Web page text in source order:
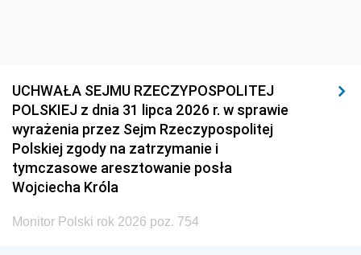
UCHWAŁA SEJMU RZECZYPOSPOLITEJ
POLSKIEJ z dnia 31 lipca 2026 r. w sprawie
wyrażenia przez Sejm Rzeczypospolitej
Polskiej zgody na zatrzymanie i
tymczasowe aresztowanie posła
Wojciecha Króla
Monitor Polski rok 2026 poz. 754